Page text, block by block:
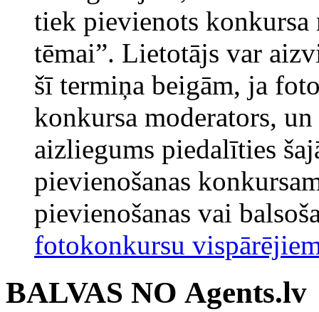
tiek pievienots konkursa
tēmai”. Lietotājs var
šī termiņa beigām, ja
konkursa moderators,
aizliegums piedalīties
pievienošanas
pievienošanas vai
fotokonkursu
BALVAS NO Аgents.lv